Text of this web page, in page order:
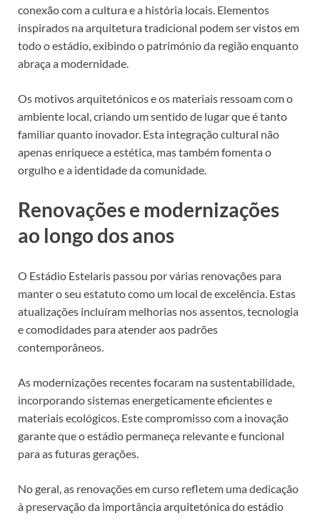
conexão com a cultura e a história locais. Elementos
inspirados na arquitetura tradicional podem ser vistos em
todo o estádio, exibindo o património da região enquanto
abraça a modernidade.
Os motivos arquitetónicos e os materiais ressoam com o
ambiente local, criando um sentido de lugar que é tanto
familiar quanto inovador. Esta integração cultural não
apenas enriquece a estética, mas também fomenta o
orgulho e a identidade da comunidade.
Renovações e modernizações
ao longo dos anos
O Estádio Estelaris passou por várias renovações para
manter o seu estatuto como um local de excelência. Estas
atualizações incluíram melhorias nos assentos, tecnologia
e comodidades para atender aos padrões
contemporâneos.
As modernizações recentes focaram na sustentabilidade,
incorporando sistemas energeticamente eficientes e
materiais ecológicos. Este compromisso com a inovação
garante que o estádio permaneça relevante e funcional
para as futuras gerações.
No geral, as renovações em curso refletem uma dedicação
à preservação da importância arquitetónica do estádio